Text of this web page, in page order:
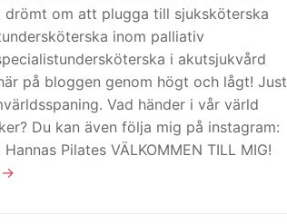
om att plugga till sjuksköterska
inom palliativ
i akutsjukvård
på bloggen genom högt och lågt! Just
Vad händer i vår värld
Du kan även följa mig på instagram:
Pilates VÄLKOMMEN TILL MIG!